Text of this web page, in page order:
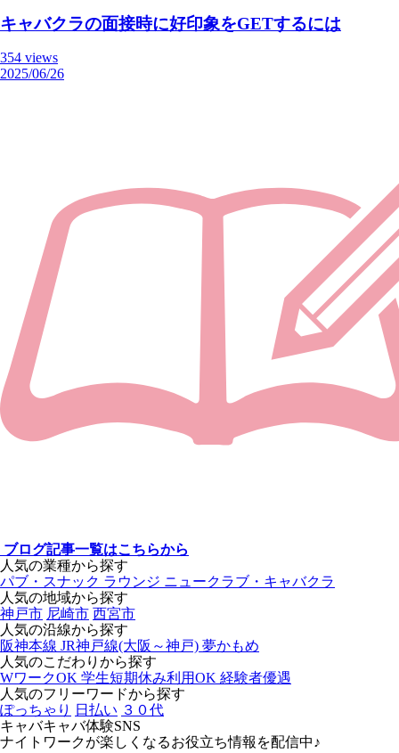
キャバクラの面接時に好印象をGETするには
354 views
2025/06/26
ブログ記事一覧はこちらから
人気の業種から探す
パブ・スナック ラウンジ ニュークラブ・キャバクラ
人気の地域から探す
神戸市 尼崎市 西宮市
人気の沿線から探す
阪神本線 JR神戸線(大阪～神戸) 夢かもめ
人気のこだわりから探す
WワークOK 学生短期休み利用OK 経験者優遇
人気のフリーワードから探す
ぽっちゃり
日払い ３０代
キャバキャバ体験SNS
ナイトワークが楽しくなるお役立ち情報を配信中♪